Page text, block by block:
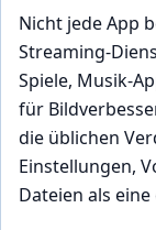
Nicht jede App
Streaming-
Spiele, Musik-
für
die üblichen
Einstellungen,
Dateien als